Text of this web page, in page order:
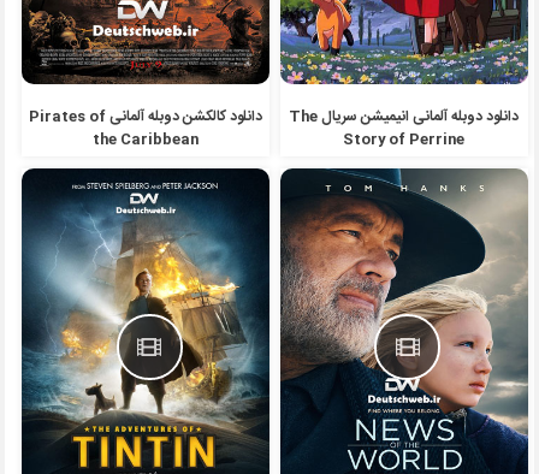
دانلود دوبله آلمانی انیمیشن سریال The
Story of Perrine
دانلود کالکشن دوبله آلمانی Pirates of
the Caribbean